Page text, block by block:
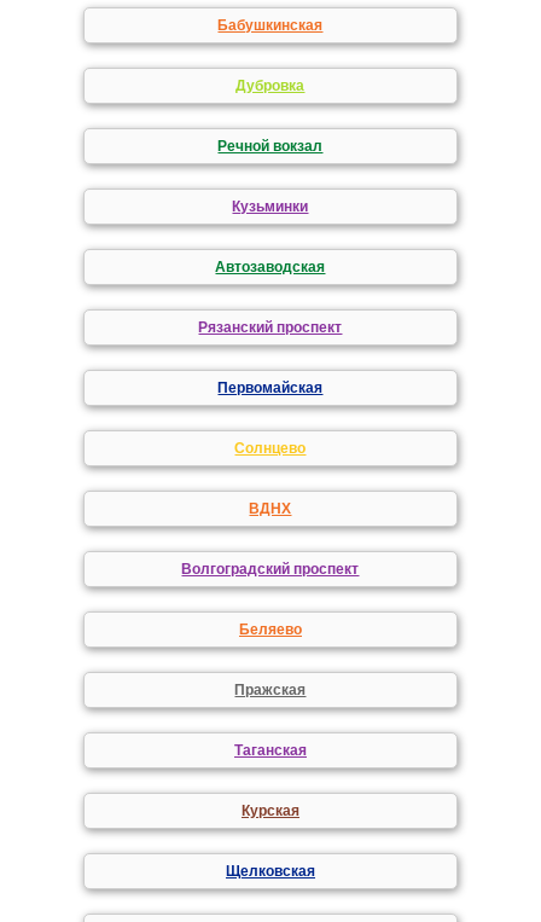
Бабушкинская
Дубровка
Речной вокзал
Кузьминки
Автозаводская
Рязанский проспект
Первомайская
Солнцево
ВДНХ
Волгоградский проспект
Беляево
Пражская
Таганская
Курская
Щелковская